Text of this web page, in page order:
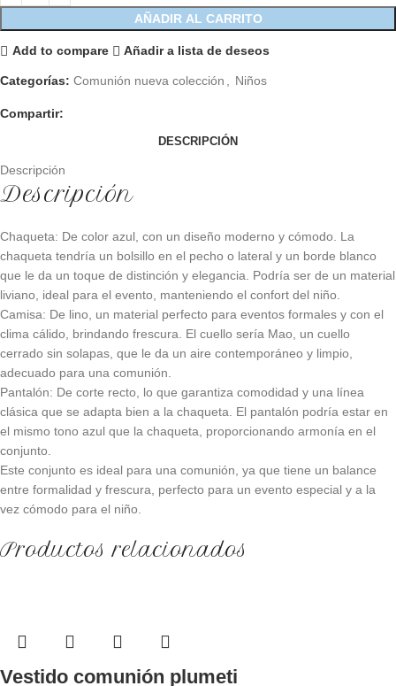
AÑADIR AL CARRITO
Add to compare Añadir a lista de deseos
Categorías: Comunión nueva colección Niños
Compartir:
DESCRIPCIÓN
Descripción
Descripción
Chaqueta: De color azul, con un diseño moderno y cómodo. La
chaqueta tendría un bolsillo en el pecho o lateral y un borde blanco
que le da un toque de distinción y elegancia. Podría ser de un material
liviano, ideal para el evento, manteniendo el confort del niño.
Camisa: De lino, un material perfecto para eventos formales y con el
clima cálido, brindando frescura. El cuello sería Mao, un cuello
cerrado sin solapas, que le da un aire contemporáneo y limpio,
adecuado para una comunión.
Pantalón: De corte recto, lo que garantiza comodidad y una línea
clásica que se adapta bien a la chaqueta. El pantalón podría estar en
el mismo tono azul que la chaqueta, proporcionando armonía en el
conjunto.
Este conjunto es ideal para una comunión, ya que tiene un balance
entre formalidad y frescura, perfecto para un evento especial y a la
vez cómodo para el niño.
Productos relacionados
Vestido comunión plumeti